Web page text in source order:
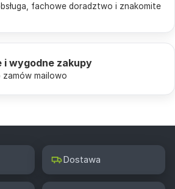
fachowe doradztwo i znakomite
i wygodne zakupy
zamów mailowo
Dostawa